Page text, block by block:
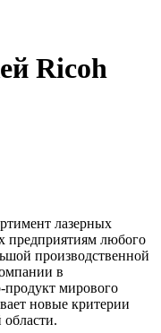
Ricoh
лазерных
предприятиям любого
производственной
в
продукт мирового
новые критерии